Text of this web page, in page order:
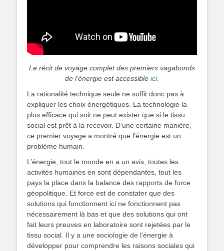
Le récit de voyage complet des premiers vagabonds
de l’énergie est accessible ici.
La rationalité technique seule ne suffit donc pas à
expliquer les choix énergétiques. La technologie la
plus efficace qui soit ne peut exister que si le tissu
social est prêt à la recevoir. D’une certaine manière,
ce premier voyage a montré que l’énergie est un
problème humain.
L’énergie, tout le monde en a un avis, toutes les
activités humaines en sont dépendantes, tout les
pays la place dans la balance des rapports de force
géopolitique. Et force est de constater que des
solutions qui fonctionnent ici ne fonctionnent pas
nécessairement là bas et que des solutions qui ont
fait leurs preuves en laboratoire sont rejetées par le
tissu social. Il y a une sociologie de l’énergie à
développer pour comprendre les raisons sociales qui